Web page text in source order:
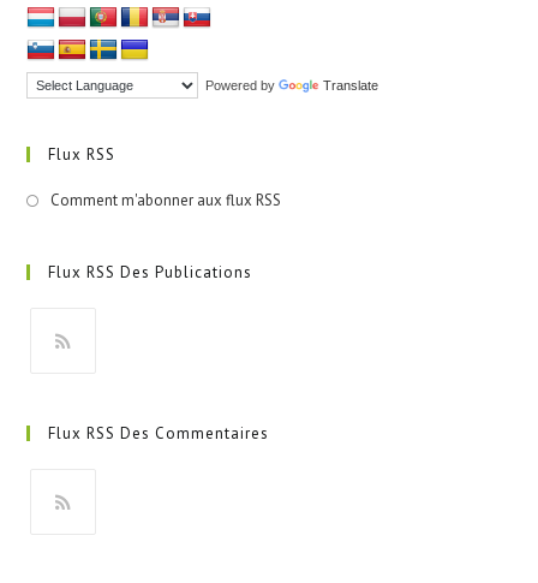
Powered by Translate
Flux RSS
Comment m'abonner aux flux RSS
Flux RSS Des Publications
un
onglet
Flux RSS Des Commentaires